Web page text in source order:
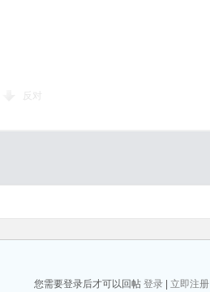
反对
您需要登录后才可以回帖 登录 立即注册